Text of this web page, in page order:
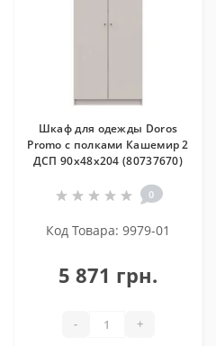
Шкаф для одежды Doros
Promo с полками Кашемир 2
ДСП 90х48х204 (80737670)
0
Код Товара: 9979-01
5 871 грн.
- +